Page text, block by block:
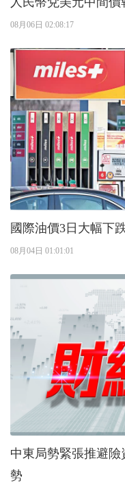
08月06日 02:08:17
國際油價3日大幅下
08月04日 01:01:01
中東局勢緊張推避
勢